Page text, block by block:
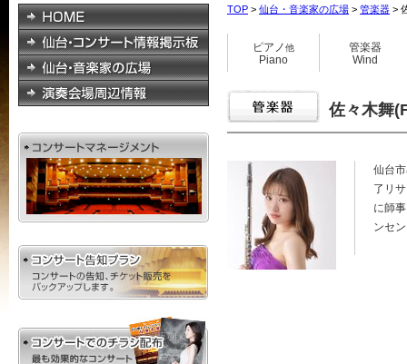
TOP > 仙台・音楽家の広場 > 管楽器 >
ピアノ他
Piano
管楽器
Wind
佐々木舞
仙台
了リ
に師
ンセ